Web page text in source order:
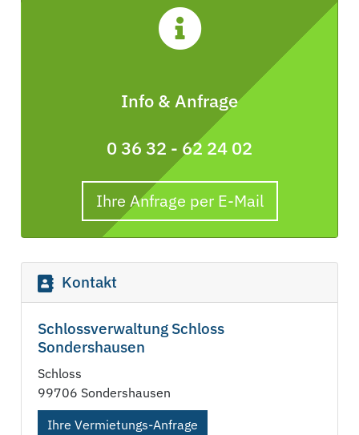
Info & Anfrage
0 36 32 - 62 24 02
Ihre Anfrage per E-Mail
Kontakt
Schlossverwaltung Schloss
Sondershausen
Schloss
99706 Sondershausen
Ihre Vermietungs-Anfrage